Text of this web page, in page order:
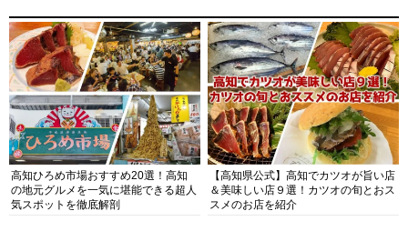
高知ひろめ市場おすすめ20選！高知
の地元グルメを一気に堪能できる超人
気スポットを徹底解剖
【高知県公式】高知でカツオが旨い店
＆美味しい店９選！カツオの旬とおス
スメのお店を紹介